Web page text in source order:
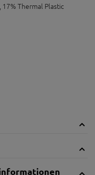
Thermal Plastic